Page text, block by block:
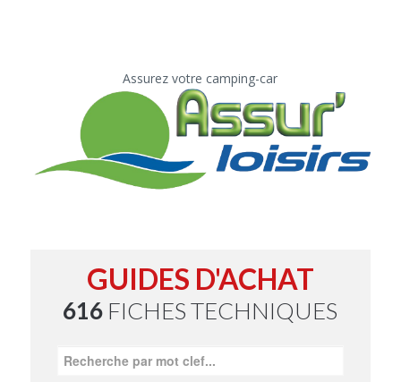
Assurez votre camping-car
GUIDES D'ACHAT
616 FICHES TECHNIQUES